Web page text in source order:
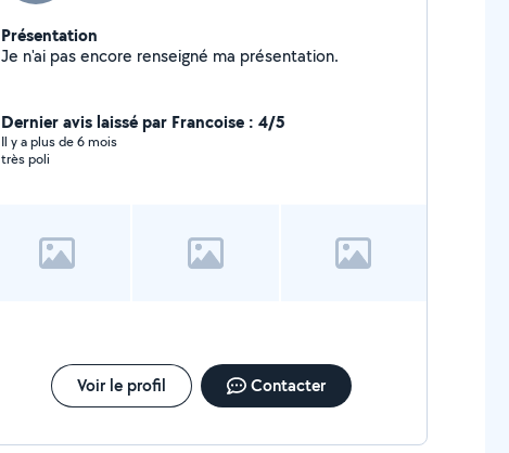
Présentation
Je n'ai pas encore renseigné ma présentation.
Dernier avis laissé par Francoise : 4/5
Il y a plus de 6 mois
très poli
Voir le profil Contacter